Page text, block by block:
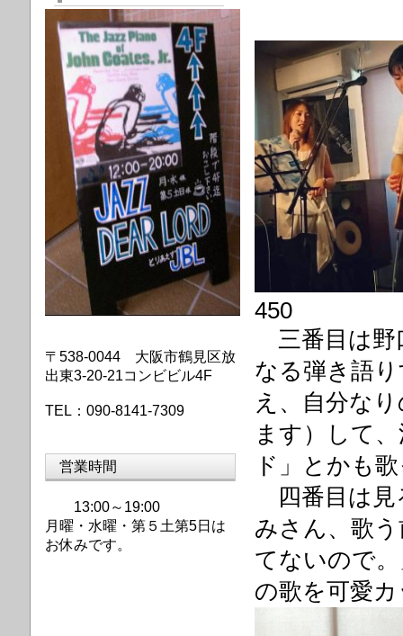
450
三番目は野
なる弾き語
え、自分な
ます）して
ド」とかも
四番目は見
みさん、歌
てないので
の歌を可愛
〒538-0044 大阪市鶴見区放
出東3-20-21コンビビル4F
TEL：090-8141-7309
営業時間
13:00～19:00
月曜・水曜・第 ５土第5日は
お休みです。